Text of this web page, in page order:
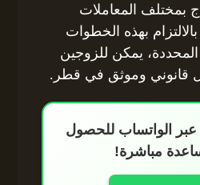
بمختلف المعاملات
بالالتزام بهذه الخطوات
المحددة، يمكن للزوجين
قانوني وموثق في قطر.
عبر الواتساب للحصول
مباشرة!